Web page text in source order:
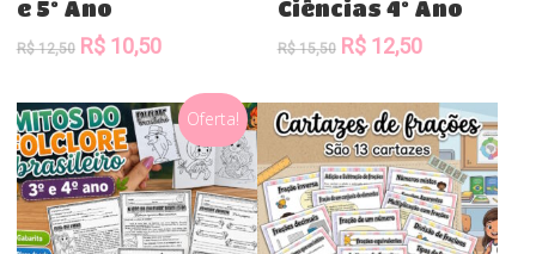
e 5º Ano
R$12,50 O
original
era:
R$ 12,50.
R$10,50O
atual
é:
R$ 10,50.
Ciências 4º Ano
R$15,50 O
original
era:
R$ 15,50.
R$12,50O
atual
é:
R$ 12,50.
Oferta!